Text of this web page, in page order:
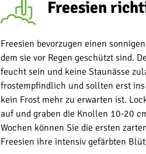
Freesien
Freesien bevorzugen einen
dem sie vor Regen geschützt sind.
feucht sein und keine Staunässe
frostempfindlich und sollten erst
kein Frost mehr zu erwarten ist.
auf und graben die Knollen 10-20
Wochen können Sie die ersten
Freesien ihre intensiv gefärbten